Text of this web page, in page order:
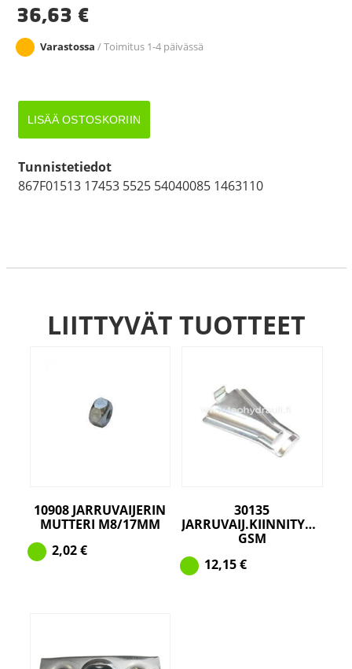
36,63 €
Varastossa / Toimitus 1-4 päivässä
JARRUVAIJERI
1050
määrä
LISÄÄ OSTOSKORIIN
Tunnistetiedot
867F01513 17453 5525 54040085 1463110
LIITTYVÄT TUOTTEET
10908 JARRUVAIJERIN
MUTTERI M8/17MM
2,02€
30135
JARRUVAIJ.KIINNITYSPELTI
GSM
12,15€